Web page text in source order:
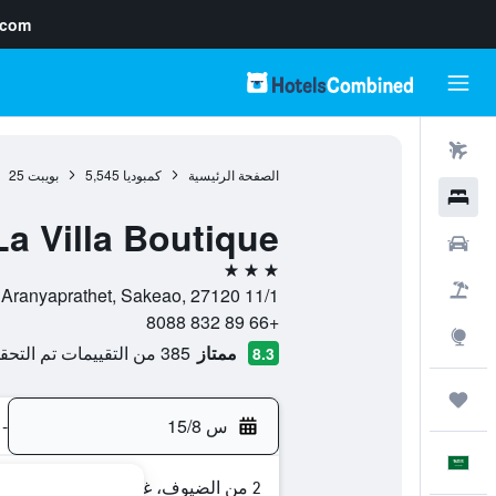
الصفحة الرئيسية كمبوديا 5,545 بويبت 25
Villa Boutique
3 نجوم
11/1 Moo 1 Bankhong T. Aranyaprathet, Sakeao, 27120, بويبت, محافظة بانتياي مينتشي, كمبوديا
+66 89 832 8088
8.3 ممتاز 385 من التقييمات تم التحقق منها
س 15/8 -
2 من الضيوف، غرفة واحدة